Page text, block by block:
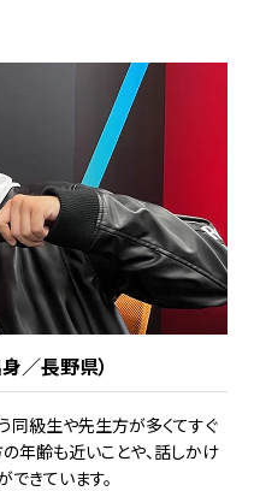
／長野県）
同級生や先生方が多くてすぐ
年齢も近いことや、話しかけ
きています。